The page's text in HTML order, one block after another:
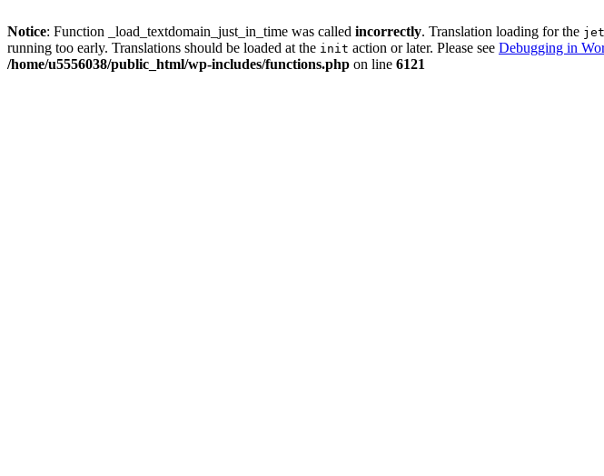
Notice: Function _load_textdomain_just_in_time was called incorrectly. Translation loading for the
running too early. Translations should be loaded at the init action or later. Please see Debugging in
/home/u5556038/public_html/wp-includes/functions.php on line 6121